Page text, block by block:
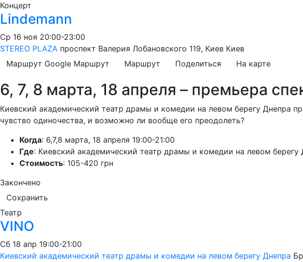
Концерт
Lindemann
Ср 16 ноя 20:00-23:00
STEREO PLAZA проспект Валерия Лобановского 119, Киев Киев
Маршрут Google Маршрут Маршрут Поделиться На карте
6, 7, 8 марта, 18 апреля – премьера
Киевский академический театр драмы и комедии на левом берегу Днепра
чувство одиночества, и возможно ли вообще его преодолеть?
Когда: 6,7,8 марта, 18 апреля 19:00-21:00
Где: Киевский академический театр драмы и комедии на левом берегу
Стоимость: 105-420 грн
Закончено
Сохранить
Театр
VINO
Сб 18 апр 19:00-21:00
Киевский академический театр драмы и комедии на левом берегу Днепра